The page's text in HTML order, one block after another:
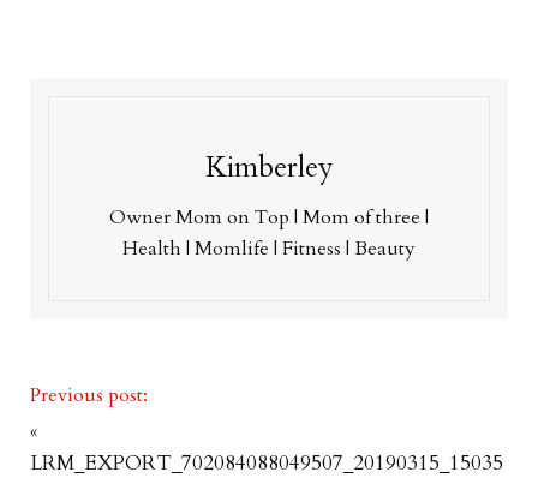
Kimberley
Owner Mom on Top | Mom of three |
Health | Momlife | Fitness | Beauty
Previous post:
«
LRM_EXPORT_702084088049507_20190315_15035